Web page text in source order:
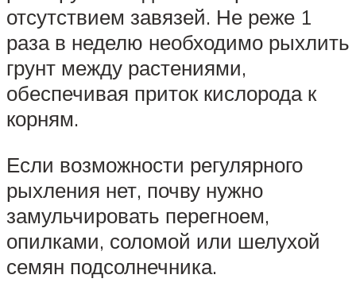
отсутствием завязей. Не реже 1
раза в неделю необходимо рыхлить
грунт между растениями,
обеспечивая приток кислорода к
корням.
Если возможности регулярного
рыхления нет, почву нужно
замульчировать перегноем,
опилками, соломой или шелухой
семян подсолнечника.